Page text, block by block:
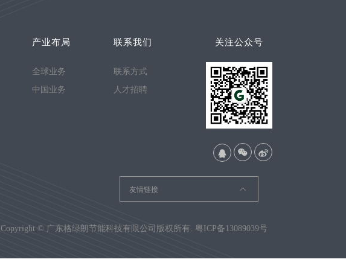
产业布局
全球业务
中国业务
联系我们
联系方式
人才招聘
关注公众号
友情链接
Copyright © 广东格绿朗节能科技有限公司版权所有. 粤ICP备13089039号